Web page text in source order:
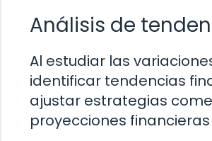
Análisis de
Al estudiar las
identificar tendencias
ajustar estrategias
proyecciones